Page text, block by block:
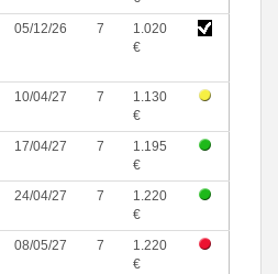
05/12/26 7
1.020
€
10/04/27 7
1.130
€
17/04/27 7
1.195
€
24/04/27 7
1.220
€
08/05/27 7
1.220
€